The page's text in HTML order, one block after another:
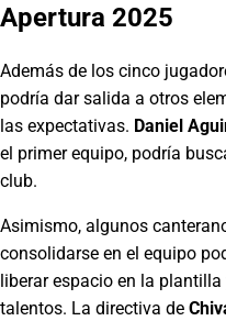
Apertura 2025
Además de los cinco
podría dar salida a otros
las expectativas. Daniel
el primer equipo, podría
club.
Asimismo, algunos
consolidarse en el equipo
liberar espacio en la
talentos. La directiva de